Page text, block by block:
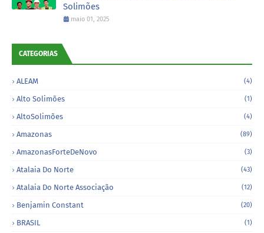
Solimões
maio 01, 2025
CATEGORIAS
ALEAM (4)
Alto Solimões (1)
AltoSolimões (4)
Amazonas (89)
AmazonasForteDeNovo (3)
Atalaia Do Norte (43)
Atalaia Do Norte Associação (12)
Benjamin Constant (20)
BRASIL (1)